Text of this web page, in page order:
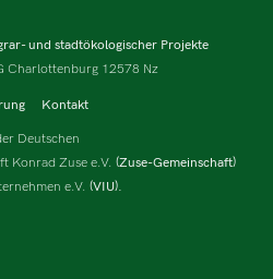
und stadtökologischer Projekte
Charlottenburg 12578 Nz
Kontakt
Deutschen
Konrad Zuse e.V. (Zuse-Gemeinschaft)
e.V. (VIU).